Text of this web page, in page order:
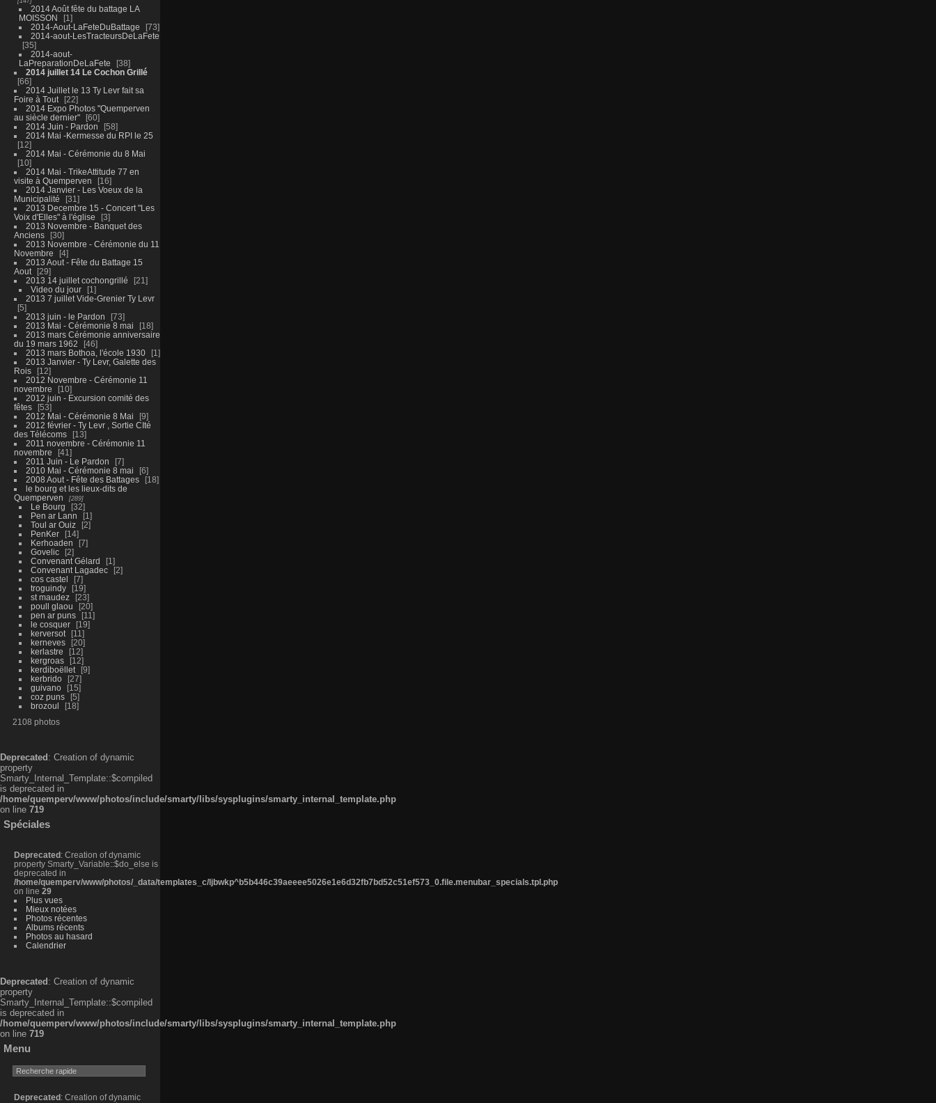
2014 Août fête du battage LA
MOISSON
1
2014-Aout-LaFeteDuBattage
73
2014-aout-LesTracteursDeLaFete
35
2014-aout-
LaPreparationDeLaFete
38
2014 juillet 14 Le Cochon Grillé
66
2014 Juillet le 13 Ty Levr fait sa
Foire à Tout
22
2014 Expo Photos "Quemperven
au siècle dernier"
60
2014 Juin - Pardon
58
2014 Mai -Kermesse du RPI le 25
12
2014 Mai - Cérémonie du 8 Mai
10
2014 Mai - TrikeAttitude 77 en
visite à Quemperven
16
2014 Janvier - Les Voeux de la
Municipalité
31
2013 Decembre 15 - Concert "Les
Voix d'Elles" à l'église
3
2013 Novembre - Banquet des
Anciens
30
2013 Novembre - Cérémonie du 11
Novembre
4
2013 Aout - Fête du Battage 15
Aout
29
2013 14 juillet cochongrillé
21
Video du jour
1
2013 7 juillet Vide-Grenier Ty Levr
5
2013 juin - le Pardon
73
2013 Mai - Cérémonie 8 mai
18
2013 mars Cérémonie anniversaire
du 19 mars 1962
46
2013 mars Bothoa, l'école 1930
1
2013 Janvier - Ty Levr, Galette des
Rois
12
2012 Novembre - Cérémonie 11
novembre
10
2012 juin - Excursion comité des
fêtes
53
2012 Mai - Cérémonie 8 Mai
9
2012 février - Ty Levr , Sortie CIté
des Télécoms
13
2011 novembre - Cérémonie 11
novembre
41
2011 Juin - Le Pardon
7
2010 Mai - Cérémonie 8 mai
6
2008 Aout - Fête des Battages
18
le bourg et les lieux-dits de
Quemperven
289
Le Bourg
32
Pen ar Lann
1
Toul ar Ouiz
2
PenKer
14
Kerhoaden
7
Govelic
2
Convenant Gélard
1
Convenant Lagadec
2
cos castel
7
troguindy
19
st maudez
23
poull glaou
20
pen ar puns
11
le cosquer
19
kerversot
11
kerneves
20
kerlastre
12
kergroas
12
kerdiboëllet
9
kerbrido
27
guivano
15
coz puns
5
brozoul
18
2108 photos
Deprecated : Creation of dynamic
property
Smarty_Internal_Template::$compiled
is deprecated in
/home/quemperv/www/photos/include/smarty/libs/sysplugins/smarty_internal_template.php
on line 719
Spéciales
Deprecated : Creation of dynamic
property Smarty_Variable::$do_else is
deprecated in
/home/quemperv/www/photos/_data/templates_c/ljbwkp^b5b446c39aeeee5026e1e6d32fb7bd52c51ef573_0.file.menubar_specials.tpl.php
on line 29
Plus vues
Mieux notées
Photos récentes
Albums récents
Photos au hasard
Calendrier
Deprecated : Creation of dynamic
property
Smarty_Internal_Template::$compiled
is deprecated in
/home/quemperv/www/photos/include/smarty/libs/sysplugins/smarty_internal_template.php
on line 719
Menu
Deprecated : Creation of dynamic